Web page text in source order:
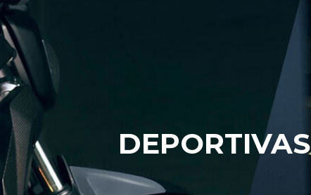
DEPORTIVAS